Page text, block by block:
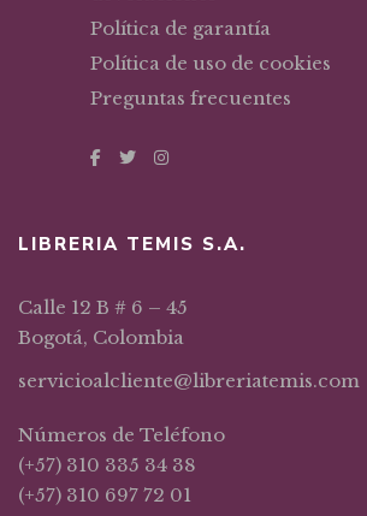
Política de garantía
Política de uso de cookies
Preguntas frecuentes
LIBRERIA TEMIS S.A.
Calle 12 B # 6 – 45
Bogotá, Colombia
servicioalcliente@libreriatemis.com
Números de Teléfono
(+57) 310 335 34 38
(+57) 310 697 72 01